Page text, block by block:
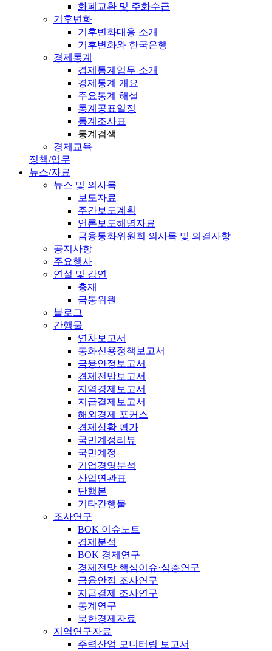
화폐교환 및 주화수급
기후변화
기후변화대응 소개
기후변화와 한국은행
경제통계
경제통계업무 소개
경제통계 개요
주요통계 해설
통계공표일정
통계조사표
통계검색
경제교육
정책/업무
뉴스/자료
뉴스 및 의사록
보도자료
주간보도계획
언론보도해명자료
금융통화위원회 의사록 및 의결사항
공지사항
주요행사
연설 및 강연
총재
금통위원
블로그
간행물
연차보고서
통화신용정책보고서
금융안정보고서
경제전망보고서
지역경제보고서
지급결제보고서
해외경제 포커스
경제상황 평가
국민계정리뷰
국민계정
기업경영분석
산업연관표
단행본
기타간행물
조사연구
BOK 이슈노트
경제분석
BOK 경제연구
경제전망 핵심이슈·심층연구
금융안정 조사연구
지급결제 조사연구
통계연구
북한경제자료
지역연구자료
주력산업 모니터링 보고서